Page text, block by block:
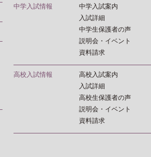
中学入試情報
中学入試案内
入試詳細
中学生保護者の声
説明会・イベント
資料請求
高校入試情報
高校入試案内
入試詳細
高校生保護者の声
説明会・イベント
資料請求